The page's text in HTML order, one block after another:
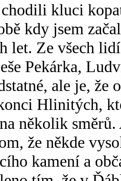
chodili kluci
kdy jsem
let. Ze všech
Pekárka,
ale je, že
Hlinitých,
několik
že někde
kamení a